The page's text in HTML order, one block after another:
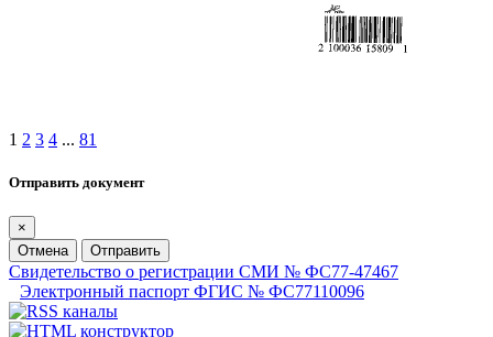
1 2 3 4 ... 81
Отправить документ
×
Отмена
Отправить
Свидетельство о регистрации СМИ № ФС77-47467
Электронный паспорт ФГИС № ФС77110096